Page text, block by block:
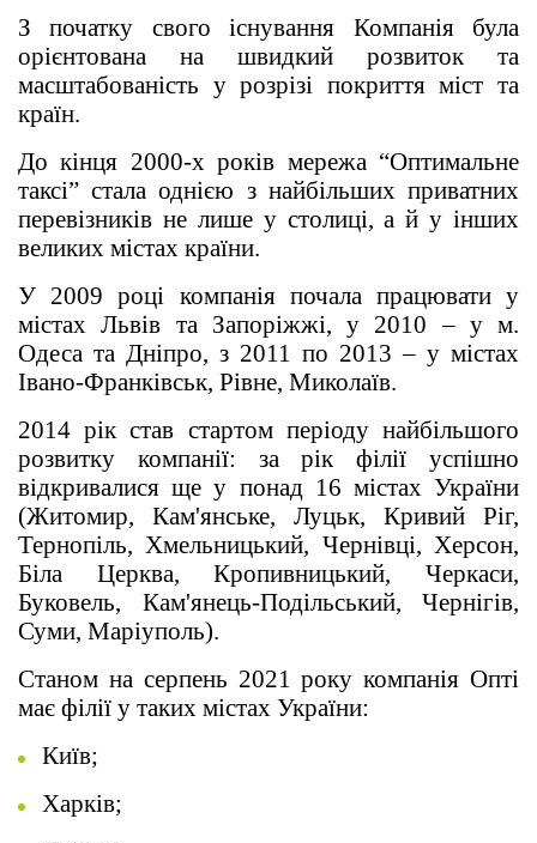
З початку свого існування Компанія була
орієнтована на швидкий розвиток та
масштабованість у розрізі покриття міст та
країн.
До кінця 2000-х років мережа “Оптимальне
таксі” стала однією з найбільших приватних
перевізників не лише у столиці, а й у інших
великих містах країни.
У 2009 році компанія почала працювати у
містах Львів та Запоріжжі, у 2010 – у м.
Одеса та Дніпро, з 2011 по 2013 – у містах
Івано-Франківськ, Рівне, Миколаїв.
2014 рік став стартом періоду найбільшого
розвитку компанії: за рік філії успішно
відкривалися ще у понад 16 містах України
(Житомир, Кам'янське, Луцьк, Кривий Ріг,
Тернопіль, Хмельницький, Чернівці, Херсон,
Біла Церква, Кропивницький, Черкаси,
Буковель, Кам'янець-Подільський, Чернігів,
Суми, Маріуполь).
Станом на серпень 2021 року компанія Опті
має філії у таких містах України:
Київ;
Харків;